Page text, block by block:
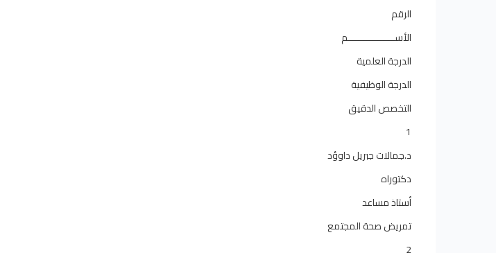
الرقم
الأســـــــــــــــــم
الدرجة العلمية
الدرجة الوظيفية
التخصص الدقيق
1
د.جمالات جبريل داوؤد
دكتوراه
أستاذ مساعد
تمريض صحة المجتمع